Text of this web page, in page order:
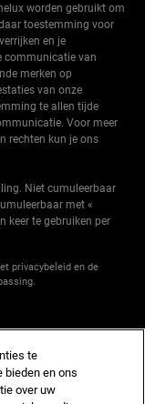
worden gebruikt om
toestemming voor
en je
communicatie van
merken op
van onze
te allen tijde
Voor meer
rechten kun je ons
Niet cumuleerbaar
met «
keer te gebruiken per
privacybeleid en de
te
bieden en ons
over uw